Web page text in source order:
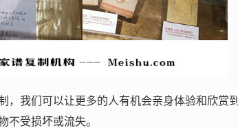
，我们可以让更多的人有机会亲身体验和欣赏
不受损坏或流失。